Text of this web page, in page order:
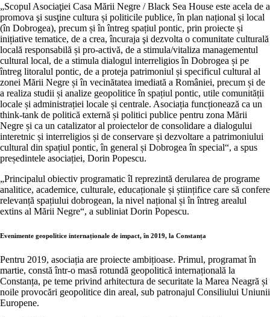
„Scopul Asociaţiei Casa Mării Negre / Black Sea House este acela de a
promova şi susţine cultura și politicile publice, în plan național și local
(în Dobrogea), precum și în întreg spațiul pontic, prin proiecte și
inițiative tematice, de a crea, încuraja şi dezvolta o comunitate culturală
locală responsabilă și pro-activă, de a stimula/vitaliza managementul
cultural local, de a stimula dialogul interreligios în Dobrogea și pe
întreg litoralul pontic, de a proteja patrimoniul și specificul cultural al
zonei Mării Negre și în vecinătatea imediată a României, precum și de
a realiza studii și analize geopolitice în spațiul pontic, utile comunității
locale și administrației locale și centrale. Asociația funcționează ca un
think-tank de politică externă și politici publice pentru zona Mării
Negre și ca un catalizator al proiectelor de consolidare a dialogului
interetnic și interreligios și de conservare și dezvoltare a patrimoniului
cultural din spațiul pontic, în general și Dobrogea în special“, a spus
președintele asociației, Dorin Popescu.
„Principalul obiectiv programatic îl reprezintă derularea de programe
analitice, academice, culturale, educaționale și științifice care să confere
relevanță spațiului dobrogean, la nivel național și în întreg arealul
extins al Mării Negre“, a subliniat Dorin Popescu.
Evenimente geopolitice internaționale de impact, în 2019, la Constanța
Pentru 2019, asociația are proiecte ambițioase. Primul, programat în
martie, constă într-o masă rotundă geopolitică internațională la
Constanța, pe teme privind arhitectura de securitate la Marea Neagră și
noile provocări geopolitice din areal, sub patronajul Consiliului Uniunii
Europene.